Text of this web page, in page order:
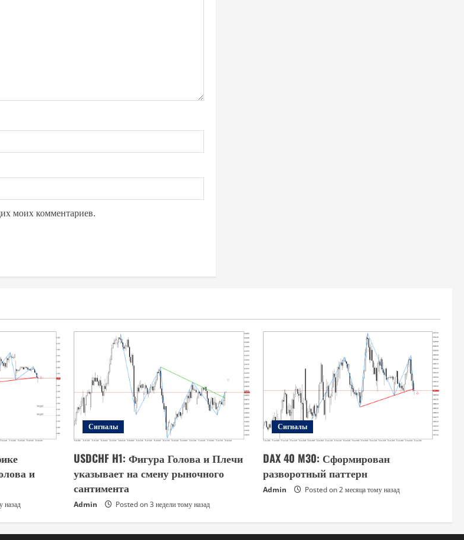
моих комментариев.
и
назад
Сигналы
USDCHF H1: Фигура Голова и Плечи
указывает на смену рыночного
сантимента
Admin Posted on 3 недели тому назад
Сигналы
DAX 40 M30: Сформирован
разворотный паттерн
Admin Posted on 2 месяца тому назад